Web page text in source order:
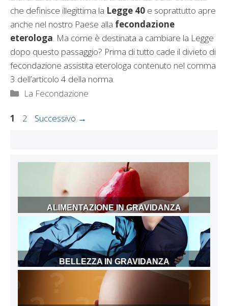
che definisce illegittima la Legge 40 e soprattutto apre
anche nel nostro Paese alla fecondazione
eterologa. Ma come è destinata a cambiare la Legge
dopo questo passaggio? Prima di tutto cade il divieto di
fecondazione assistita eterologa contenuto nel comma
3 dell’articolo 4 della norma.
Categorie
La Fecondazione
Pagina
1 Pagina
2 Successivo →
ALIMENTAZIONE IN GRAVIDANZA
BELLEZZA IN GRAVIDANZA